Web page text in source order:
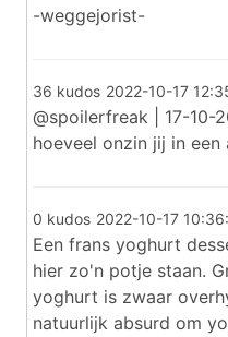
-weggejorist-
36 kudos 2022-10-17
@spoilerfreak | 17-10-
hoeveel onzin jij in
0 kudos 2022-10-17
Een frans yoghurt
hier zo'n potje staan.
yoghurt is zwaar
natuurlijk absurd om